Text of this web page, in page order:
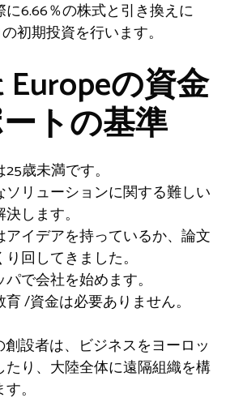
に6.66％の株式と引き換えに
初期投資を行います。
Europeの資金
トの基準
歳未満です。
ソリューションに関する難しい
します。
アイデアを持っているか、論文
回してきました。
で会社を始めます。
/資金は必要ありません。
創設者は、ビジネスをヨーロッ
り、大陸全体に遠隔組織を構
。